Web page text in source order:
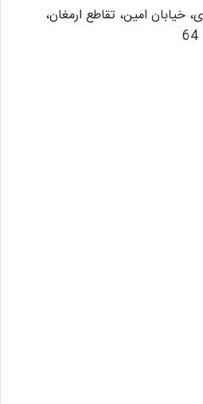
خیابان امین، تقاطع ارمغان،